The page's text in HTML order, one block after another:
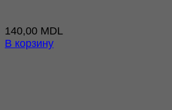
140,00 MDL
В корзину